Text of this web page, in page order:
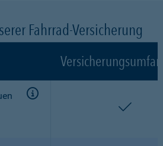
Fahrrad-Versicherung